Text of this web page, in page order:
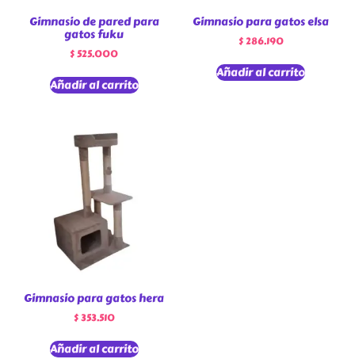
Gimnasio de pared para
gatos fuku
$525.000
Añadir al carrito
Gimnasio para gatos elsa
$286.190
Añadir al carrito
Gimnasio para gatos hera
$353.510
Añadir al carrito